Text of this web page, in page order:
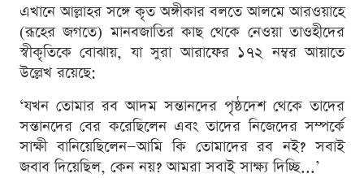
এখানে আল্লাহর সঙ্গে কৃত অঙ্গীকার বলতে আলমে আরওয়াহে
(রূহের জগতে) মানবজাতির কাছ থেকে নেওয়া তাওহীদের
স্বীকৃতিকে বোঝায়, যা সুরা আরাফের ১৭২ নম্বর আয়াতে
উল্লেখ রয়েছে:
‘যখন তোমার রব আদম সন্তানদের পৃষ্ঠদেশ থেকে তাদের
সন্তানদের বের করেছিলেন এবং তাদের নিজেদের সম্পর্কে
সাক্ষী বানিয়েছিলেন—আমি কি তোমাদের রব নই? সবাই
জবাব দিয়েছিল, কেন নয়? আমরা সবাই সাক্ষ্য দিচ্ছি...’